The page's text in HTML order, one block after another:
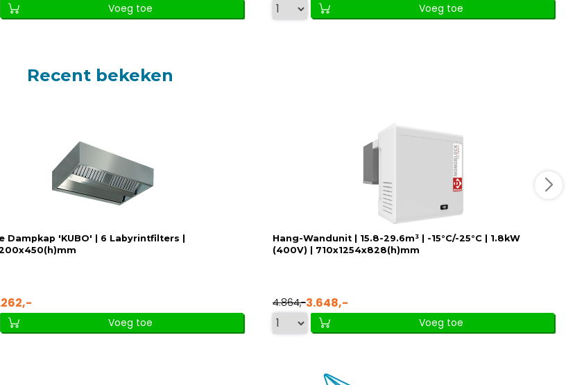
Voeg toe Voeg toe
Recent bekeken
Dampkap 'KUBO' | 6 Labyrintfilters |
Voeg toe
Hang-Wandunit | 15.8-29.6m³ | -15°C/-25°C | 1.8kW
(400V) | 710x1254x828(h)mm
4.864,-3.648,-
Voeg toe